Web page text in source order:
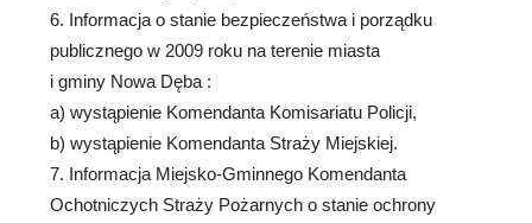
6. Informacja o stanie bezpieczeństwa i porządku
publicznego w 2009 roku na terenie miasta
i gminy Nowa Dęba :
a) wystąpienie Komendanta Komisariatu Policji,
b) wystąpienie Komendanta Straży Miejskiej.
7. Informacja Miejsko-Gminnego Komendanta
Ochotniczych Straży Pożarnych o stanie ochrony